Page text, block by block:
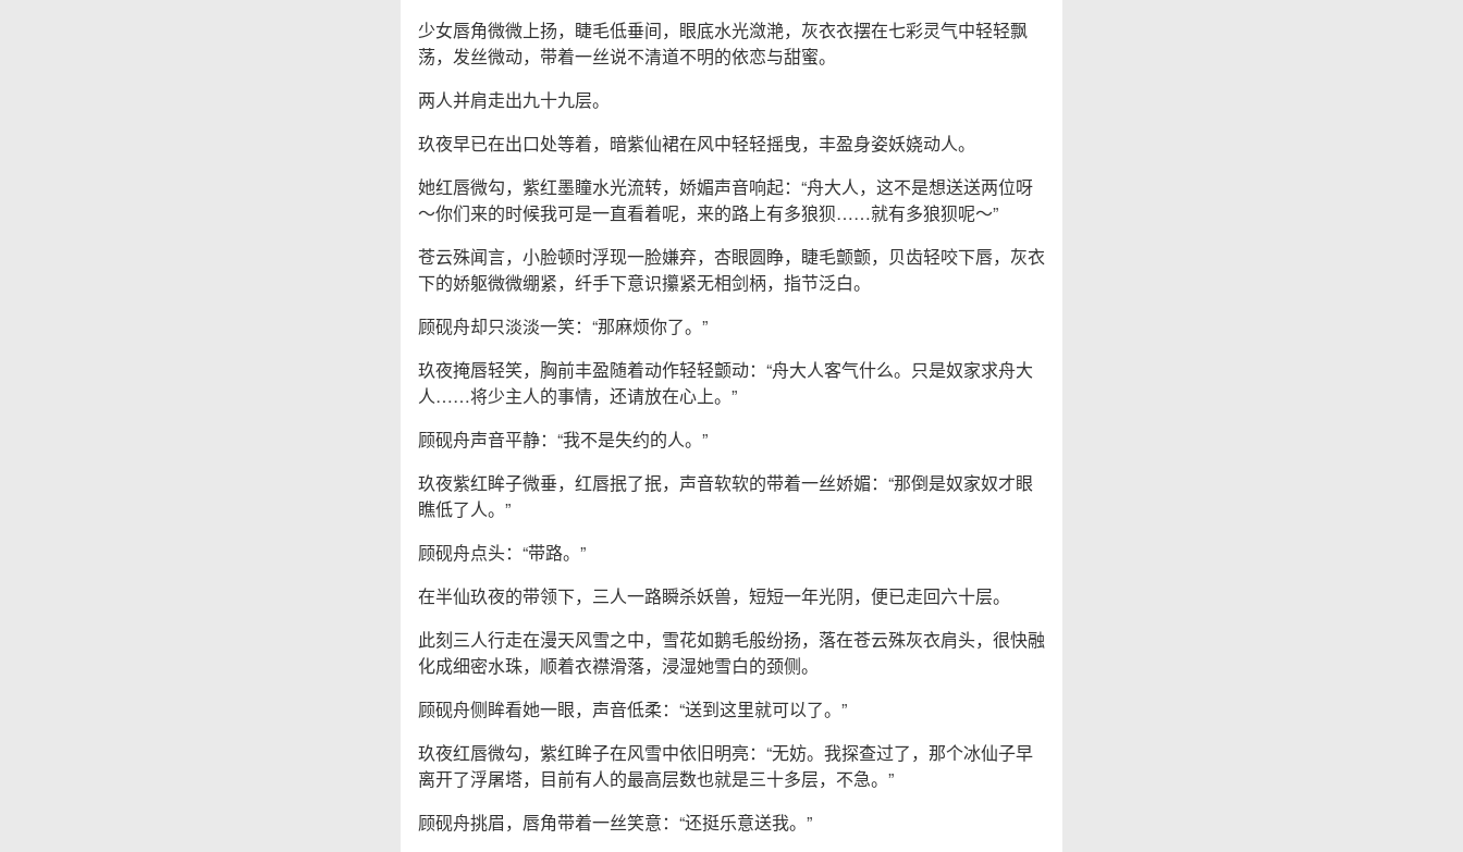
少女唇角微微上扬，睫毛低垂间，眼底水光潋滟，灰衣衣摆在七彩灵气中轻轻飘
荡，发丝微动，带着一丝说不清道不明的依恋与甜蜜。
两人并肩走出九十九层。
玖夜早已在出口处等着，暗紫仙裙在风中轻轻摇曳，丰盈身姿妖娆动人。
她红唇微勾，紫红墨瞳水光流转，娇媚声音响起：“舟大人，这不是想送送两位呀
～你们来的时候我可是一直看着呢，来的路上有多狼狈……就有多狼狈呢～”
苍云殊闻言，小脸顿时浮现一脸嫌弃，杏眼圆睁，睫毛颤颤，贝齿轻咬下唇，灰衣
下的娇躯微微绷紧，纤手下意识攥紧无相剑柄，指节泛白。
顾砚舟却只淡淡一笑：“那麻烦你了。”
玖夜掩唇轻笑，胸前丰盈随着动作轻轻颤动：“舟大人客气什么。只是奴家求舟大
人……将少主人的事情，还请放在心上。”
顾砚舟声音平静：“我不是失约的人。”
玖夜紫红眸子微垂，红唇抿了抿，声音软软的带着一丝娇媚：“那倒是奴家奴才眼
瞧低了人。”
顾砚舟点头：“带路。”
在半仙玖夜的带领下，三人一路瞬杀妖兽，短短一年光阴，便已走回六十层。
此刻三人行走在漫天风雪之中，雪花如鹅毛般纷扬，落在苍云殊灰衣肩头，很快融
化成细密水珠，顺着衣襟滑落，浸湿她雪白的颈侧。
顾砚舟侧眸看她一眼，声音低柔：“送到这里就可以了。”
玖夜红唇微勾，紫红眸子在风雪中依旧明亮：“无妨。我探查过了，那个冰仙子早
离开了浮屠塔，目前有人的最高层数也就是三十多层，不急。”
顾砚舟挑眉，唇角带着一丝笑意：“还挺乐意送我。”